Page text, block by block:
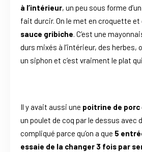
à l’intérieur, un peu sous forme
fait durcir. On le met en croquette et
sauce gribiche. C’est une
durs mixés à l’intérieur, des herbes,
un siphon et c’est vraiment le plat
Il y avait aussi une poitrine de porc
un poulet de coq par le dessus avec
compliqué parce qu’on a que 5
essaie de la changer 3 fois par